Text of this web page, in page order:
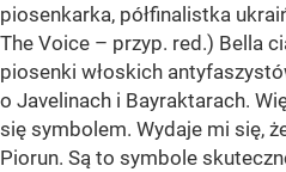
piosenkarka, półfinalistka
The Voice – przyp. red.) Bella
piosenki włoskich
o Javelinach i Bayraktarach.
się symbolem. Wydaje mi się,
Piorun. Są to symbole